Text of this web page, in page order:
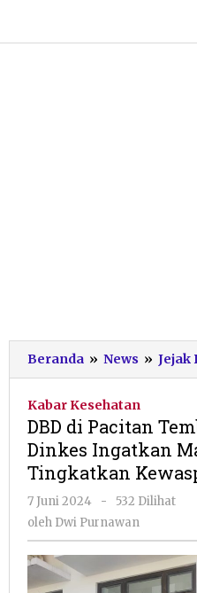
konten
Beranda » News » Jejak
Kabar Kesehatan
DBD di Pacitan
Dinkes Ingatkan
Tingkatkan
7 Juni 2024
oleh
Dwi
-
532 Dilihat
oleh Dwi Purnawan